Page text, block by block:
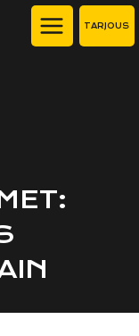
TARJOUS